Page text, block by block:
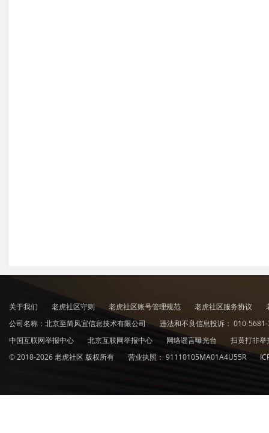
关于我们 老虎社区守则 老虎社区账号管理规范 老虎社区服务协议
公司名称：北京至简风宜信息技术有限公司
违法和不良信息投诉： 010-
中国互联网举报中心
北京互联网举报中心 网络谣言曝光台
扫黄打非
© 2018-2026 老虎社区 版权所有
营业执照： 91110105MA01A4U55R